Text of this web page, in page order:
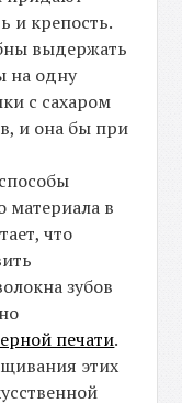
и крепость.
выдержать
на одну
с сахаром
и она бы при
материала в
что
зубов
печати.
этих